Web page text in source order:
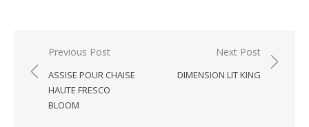
Post
navigation
Previous Post
ASSISE POUR CHAISE
HAUTE FRESCO
BLOOM
Next Post
DIMENSION LIT KING